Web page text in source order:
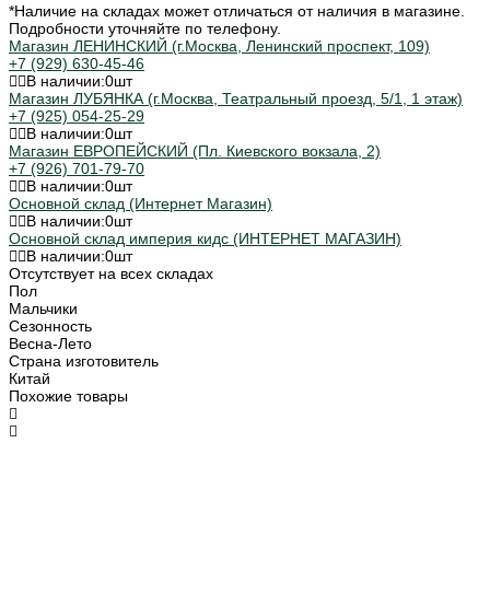
*Наличие на складах может отличаться от наличия в магазине.
Подробности уточняйте по телефону.
Магазин ЛЕНИНСКИЙ (г.Москва, Ленинский проспект, 109)
+7 (929) 630-45-46
В наличии:0шт
Магазин ЛУБЯНКА (г.Москва, Театральный проезд, 5/1, 1 этаж)
+7 (925) 054-25-29
В наличии:0шт
Магазин ЕВРОПЕЙСКИЙ (Пл. Киевского вокзала, 2)
+7 (926) 701-79-70
В наличии:0шт
Основной склад (Интернет Магазин)
В наличии:0шт
Основной склад империя кидс (ИНТЕРНЕТ МАГАЗИН)
В наличии:0шт
Отсутствует на всех складах
Пол
Мальчики
Сезонность
Весна-Лето
Страна изготовитель
Китай
Похожие товары